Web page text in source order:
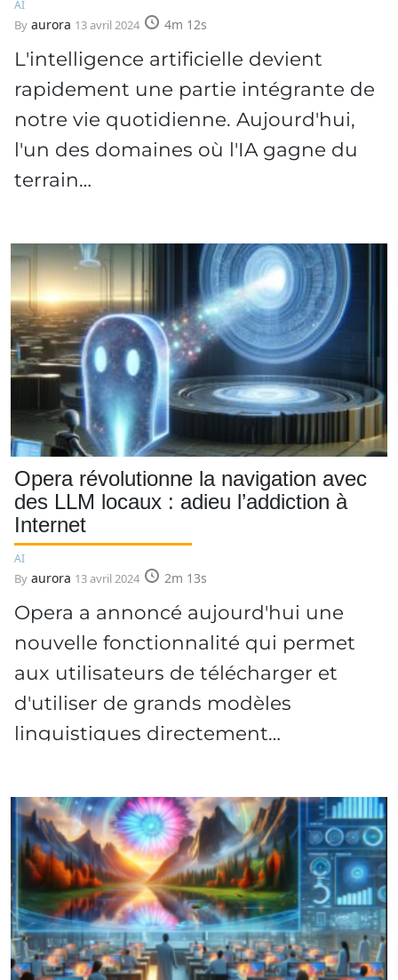
AI
By aurora 13 avril 2024 4m 12s
L'intelligence artificielle devient
rapidement une partie intégrante de
notre vie quotidienne. Aujourd'hui,
l'un des domaines où l'IA gagne du
terrain…
Opera révolutionne la navigation avec
des LLM locaux : adieu l’addiction à
Internet
AI
By aurora 13 avril 2024 2m 13s
Opera a annoncé aujourd'hui une
nouvelle fonctionnalité qui permet
aux utilisateurs de télécharger et
d'utiliser de grands modèles
linguistiques directement…